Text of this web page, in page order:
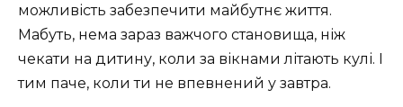
можливість забезпечити майбутнє життя.
Мабуть, нема зараз важчого становища, ніж
чекати на дитину, коли за вікнами літають кулі. І
тим паче, коли ти не впевнений у завтра.